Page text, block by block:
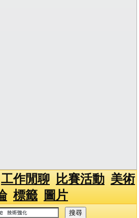
工作閒聊 比賽活動 美術
標籤 圖片